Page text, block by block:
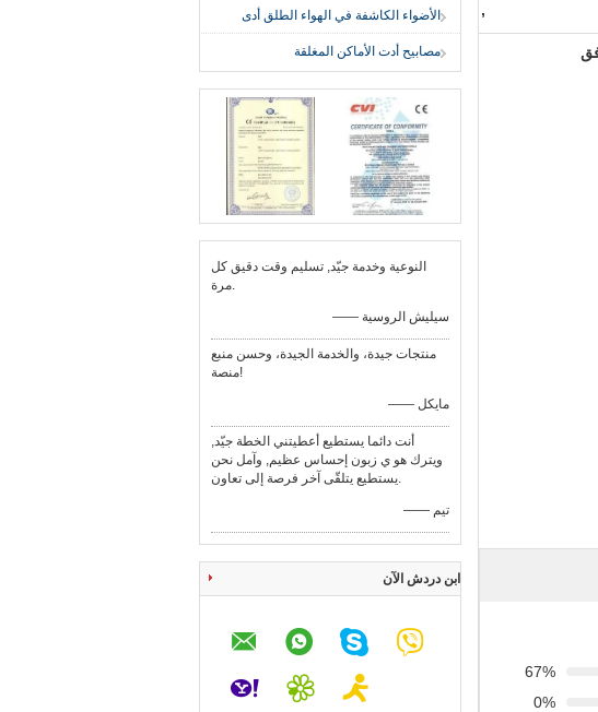
الأضواء الكاشفة في الهواء الطلق أدى
مصابيح أدت الأماكن المغلقة
النوعية وخدمة جيّد, تسليم وقت دقيق كل
مرة.
—— سيليش الروسية
منتجات جيدة، والخدمة الجيدة، وحسن منبع
منصة!
—— مايكل
أنت دائما يستطيع أعطيتني الخطة جيّد,
ويترك هو ي زبون إحساس عظيم, وآمل نحن
يستطيع يتلقّى آخر فرصة إلى تعاون.
—— تيم
ابن دردش الآن
,
67%
0%